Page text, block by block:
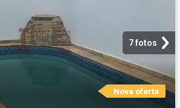
7 fotos
Nova oferta